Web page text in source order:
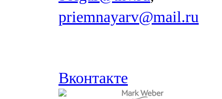
priemnayarv@mail.ru
Вконтакте